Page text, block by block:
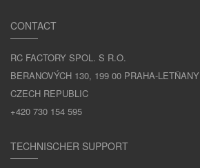
CONTACT
RC FACTORY SPOL. S R.O.
BERANOVÝCH 130, 199 00 PRAHA-LETŇANY
CZECH REPUBLIC
+420 730 154 595
TECHNISCHER SUPPORT